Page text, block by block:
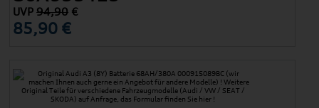
UVP94,90 €
85,90 €